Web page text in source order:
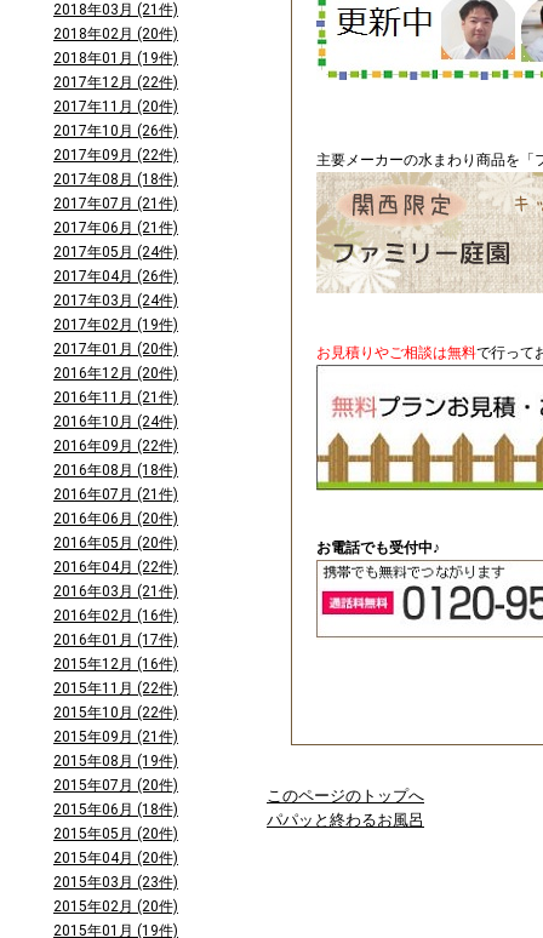
主要メーカーの水まわり商品を「
お見積りやご相談は無料で行って
お電話でも受付中♪
このページのトップへ
パパッと終わるお風呂
2018年03月 (21件)
2018年02月 (20件)
2018年01月 (19件)
2017年12月 (22件)
2017年11月 (20件)
2017年10月 (26件)
2017年09月 (22件)
2017年08月 (18件)
2017年07月 (21件)
2017年06月 (21件)
2017年05月 (24件)
2017年04月 (26件)
2017年03月 (24件)
2017年02月 (19件)
2017年01月 (20件)
2016年12月 (20件)
2016年11月 (21件)
2016年10月 (24件)
2016年09月 (22件)
2016年08月 (18件)
2016年07月 (21件)
2016年06月 (20件)
2016年05月 (20件)
2016年04月 (22件)
2016年03月 (21件)
2016年02月 (16件)
2016年01月 (17件)
2015年12月 (16件)
2015年11月 (22件)
2015年10月 (22件)
2015年09月 (21件)
2015年08月 (19件)
2015年07月 (20件)
2015年06月 (18件)
2015年05月 (20件)
2015年04月 (20件)
2015年03月 (23件)
2015年02月 (20件)
2015年01月 (19件)